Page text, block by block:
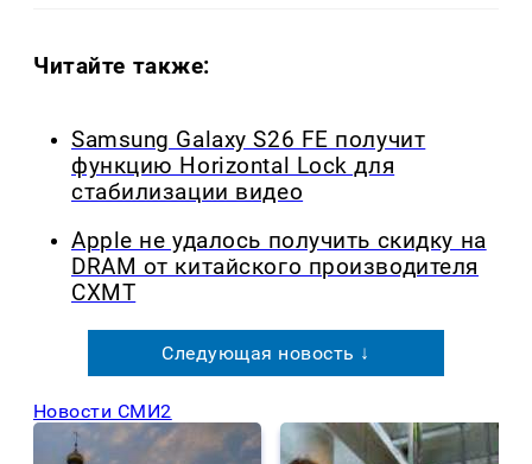
Читайте также:
Samsung Galaxy S26 FE получит
функцию Horizontal Lock для
стабилизации видео
Apple не удалось получить скидку на
DRAM от китайского производителя
CXMT
Следующая новость ↓
Новости СМИ2